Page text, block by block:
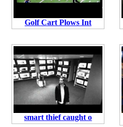
Golf Cart Plows Int
smart thief caught o